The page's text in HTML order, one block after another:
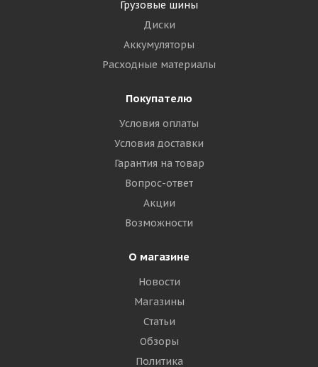
Грузовые шины
Диски
Аккумуляторы
Расходные материалы
Покупателю
Условия оплаты
Условия доставки
Гарантия на товар
Вопрос-ответ
Акции
Возможности
О магазине
Новости
Магазины
Статьи
Обзоры
Политика